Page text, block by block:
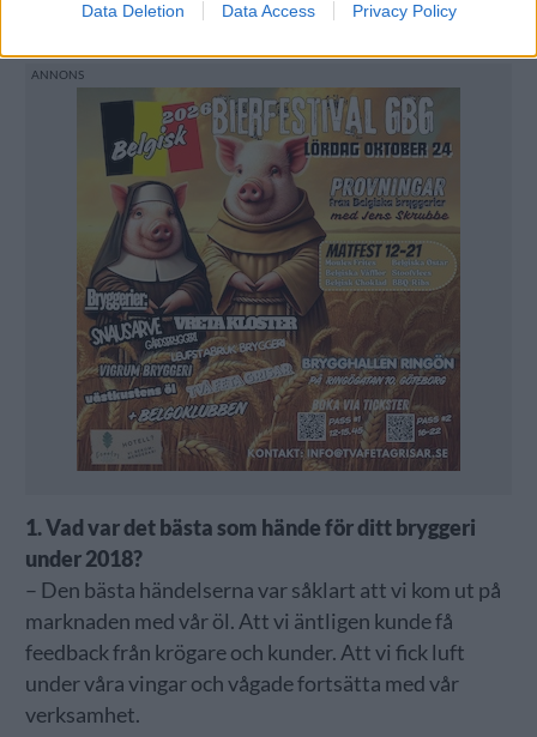
Data Deletion Data Access Privacy Policy
Anna Claesson på våra enkätfrågor.
1. Vad var det bästa som hände för ditt bryggeri
under 2018?
– Den bästa händelserna var såklart att vi kom ut på
marknaden med vår öl. Att vi äntligen kunde få
feedback från krögare och kunder. Att vi fick luft
under våra vingar och vågade fortsätta med vår
verksamhet.